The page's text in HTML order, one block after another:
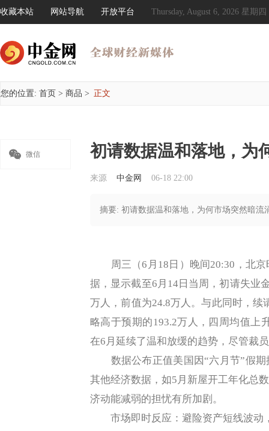
收藏本站 网站导航 开放平台 Thursday, August 6, 2026 星期四
您的位置: 首页 > 商品 > 正文
 微信 初请数据温和落地，为
来源 中金网 06-18 22:00
摘要: 初请数据温和落地，为何市场突然暗流
周三（6月18日）晚间20:30，北京
据，显示截至6月14日当周，初请失业
万人，前值为24.8万人。与此同时，续
略高于预期的193.2万人，四周均值上
在6月延续了温和放缓的趋势，尽管裁
数据公布正值美国因“六月节”假期
其他经济数据，如5月新屋开工年化总
济动能减弱的担忧有所加剧。
市场即时反应：避险资产短线波动